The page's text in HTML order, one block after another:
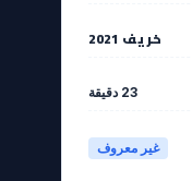
خريف 2021
23 دقيقة
غير معروف